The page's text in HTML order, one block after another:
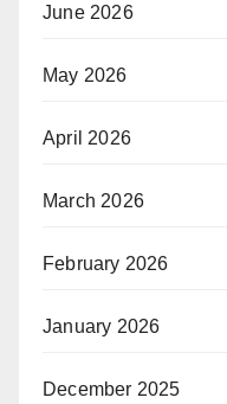
June 2026
May 2026
April 2026
March 2026
February 2026
January 2026
December 2025